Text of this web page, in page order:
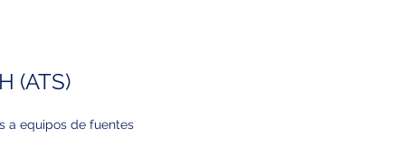
(ATS)
a equipos de fuentes